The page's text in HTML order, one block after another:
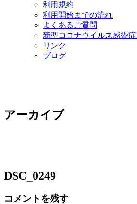
利用規約
利用開始までの流れ
よくあるご質問
新型コロナウイルス感染
リンク
ブログ
アーカイブ
DSC_0249
コメントを残す